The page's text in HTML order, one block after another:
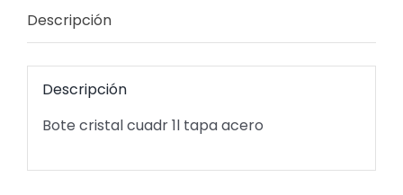
Descripción
Descripción
Bote cristal cuadr 1l tapa acero